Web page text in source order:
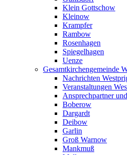
Klein Gottschow
Kleinow
Krampfer
Rambow
Rosenhagen
Spiegelhagen
Uenze
Gesamtkirchengemeinde
Nachrichten
Veranstaltungen
Ansprechpartner
Boberow
Dargardt
Deibow
Garlin
Groß Warnow
Mankmuß